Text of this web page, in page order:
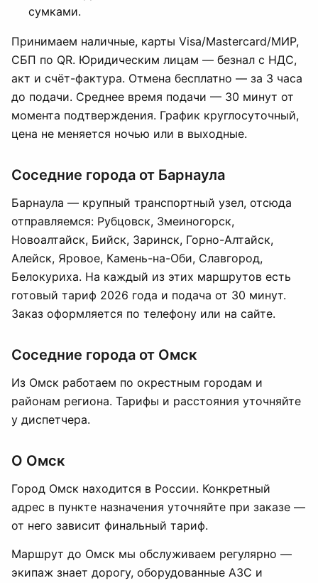
сумками.
Принимаем наличные, карты Visa/Mastercard/МИР,
СБП по QR. Юридическим лицам — безнал с НДС,
акт и счёт-фактура. Отмена бесплатно — за 3 часа
до подачи. Среднее время подачи — 30 минут от
момента подтверждения. График круглосуточный,
цена не меняется ночью или в выходные.
Соседние города от Барнаула
Барнаула — крупный транспортный узел, отсюда
отправляемся: Рубцовск, Змеиногорск,
Новоалтайск, Бийск, Заринск, Горно-Алтайск,
Алейск, Яровое, Камень-на-Оби, Славгород,
Белокуриха. На каждый из этих маршрутов есть
готовый тариф 2026 года и подача от 30 минут.
Заказ оформляется по телефону или на сайте.
Соседние города от Омск
Из Омск работаем по окрестным городам и
районам региона. Тарифы и расстояния уточняйте
у диспетчера.
О Омск
Город Омск находится в России. Конкретный
адрес в пункте назначения уточняйте при заказе —
от него зависит финальный тариф.
Маршрут до Омск мы обслуживаем регулярно —
экипаж знает дорогу, оборудованные АЗС и